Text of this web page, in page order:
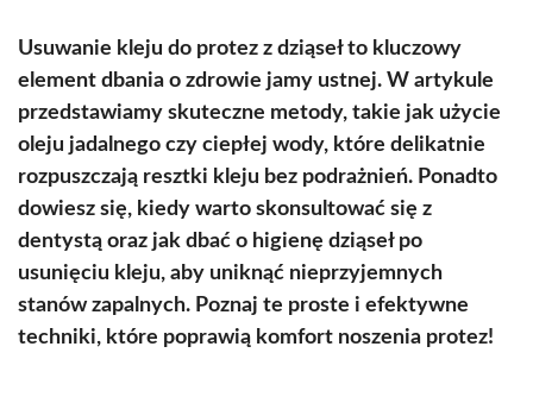
Usuwanie kleju do protez z dziąseł to kluczowy
element dbania o zdrowie jamy ustnej. W artykule
przedstawiamy skuteczne metody, takie jak użycie
oleju jadalnego czy ciepłej wody, które delikatnie
rozpuszczają resztki kleju bez podrażnień. Ponadto
dowiesz się, kiedy warto skonsultować się z
dentystą oraz jak dbać o higienę dziąseł po
usunięciu kleju, aby uniknąć nieprzyjemnych
stanów zapalnych. Poznaj te proste i efektywne
techniki, które poprawią komfort noszenia protez!